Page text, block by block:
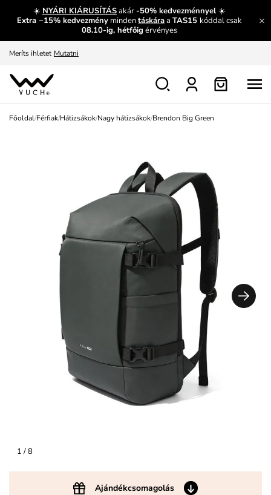
☀️ NYÁRI KIÁRUSÍTÁSakár-50% kedvezménnyel ☀️
Extra −15% kedvezmény mindentáskáraa TAS15 kóddal csak
08.10-ig, hétfőig érvényes
És mi az, amit máshol nem lehet megtudni?
Fedezze fel velünk az újdonságokat. Megtekintés
Meríts ihletet Mutatni
Ingyenes csere és visszaküldés
Főoldal/Férfiak/Hátizsákok/Nagy hátizsákok/Brendon Big Green
1/ 8
Ajándékcsomagolás